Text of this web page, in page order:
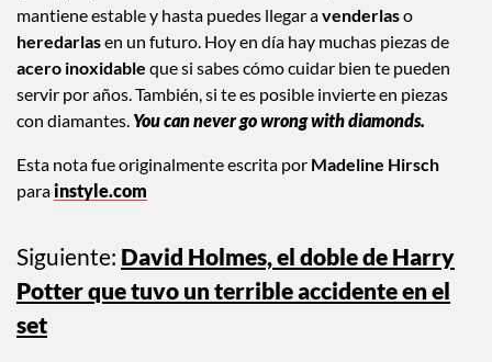
mantiene estable y hasta puedes llegar avenderlaso
heredarlasen un futuro. Hoy en día hay muchas piezas de
acero inoxidable que si sabes cómo cuidar bien te pueden
servir por años. También, si te es posible invierte en piezas
con diamantes. You can never go wrong with diamonds.
Esta nota fue originalmente escrita por Madeline Hirsch
parainstyle.com
Siguiente: David Holmes, el doble de Harry
Potter que tuvo un terrible accidente en el
set